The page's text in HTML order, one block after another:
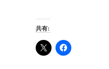
共有: